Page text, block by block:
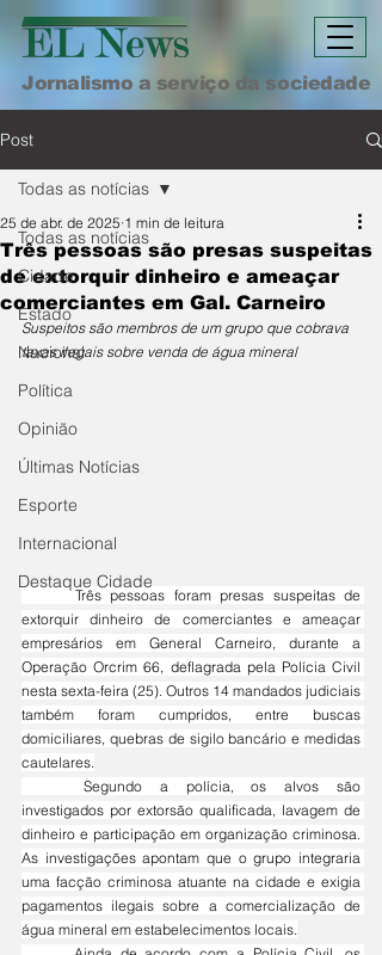
Jornalismo a serviço da sociedade
Post
Todas as notícias
Cidade
Estado
Nacional
Política
Opinião
Últimas Notícias
Esporte
Internacional
Destaque Cidade
Todas as notícias
Três pessoas são presas suspeitas
de extorquir dinheiro e ameaçar
comerciantes em Gal. Carneiro
25 de abr. de 2025 1 min de leitura
Suspeitos são membros de um grupo que cobrava
taxas ilegais sobre venda de água mineral
	Três pessoas foram presas suspeitas de
extorquir dinheiro de comerciantes e ameaçar
empresários em General Carneiro, durante a
Operação Orcrim 66, deflagrada pela Polícia Civil
nesta sexta-feira (25). Outros 14 mandados judiciais
também foram cumpridos, entre buscas
domiciliares, quebras de sigilo bancário e medidas
cautelares.
investigados por extorsão qualificada, lavagem de
dinheiro e participação em organização criminosa.
As investigações apontam que o grupo integraria
uma facção criminosa atuante na cidade e exigia
pagamentos ilegais sobre a comercialização de
água mineral em estabelecimentos locais.